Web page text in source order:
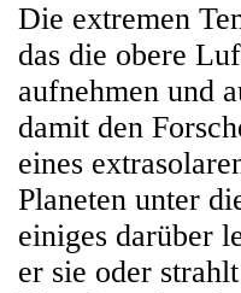
Die extremen
das die obere
aufnehmen und
damit den
eines
Planeten unter
einiges darüber
er sie oder